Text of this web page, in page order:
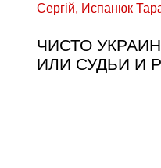
ЧИСТО
ИЛИ СУДЬИ И